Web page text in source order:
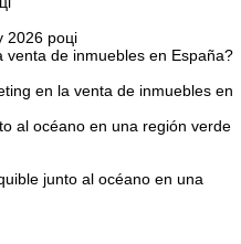
2026 році
en la venta de inmuebles en
junto al océano en una